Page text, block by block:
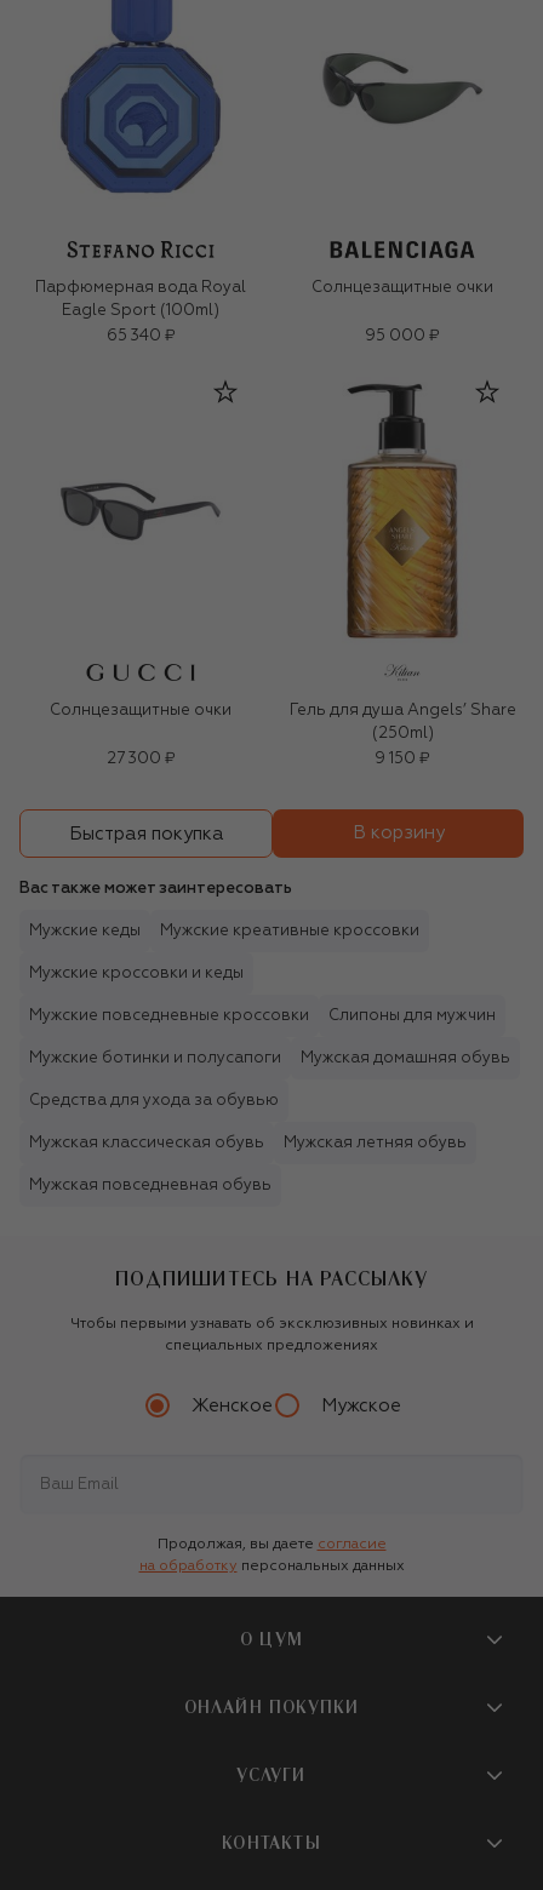
Парфюмерная вода Royal
Eagle Sport (100ml)
65 340 ₽
Солнцезащитные очки
95 000 ₽
Солнцезащитные очки
27 300 ₽
Гель для душа Angels’ Share
(250ml)
9 150 ₽
Быстрая покупка В корзину
Вас также может заинтересовать
Мужские кеды Мужские креативные кроссовки
Мужские кроссовки и кеды
Мужские повседневные кроссовки Слипоны для мужчин
Мужские ботинки и полусапоги Мужская домашняя обувь
Средства для ухода за обувью
Мужская классическая обувь Мужская летняя обувь
Мужская повседневная обувь
ПОДПИШИТЕСЬ НА РАССЫЛКУ
Чтобы первыми узнавать об эксклюзивных новинках и
специальных предложениях
Женское Мужское
Продолжая, вы даете согласие
на обработку персональных данных
О ЦУМ
О магазине
Бутики и ПВЗ ЦУМ
ОНЛАЙН ПОКУПКИ
Доставка
УСЛУГИ
КОНТАКТЫ